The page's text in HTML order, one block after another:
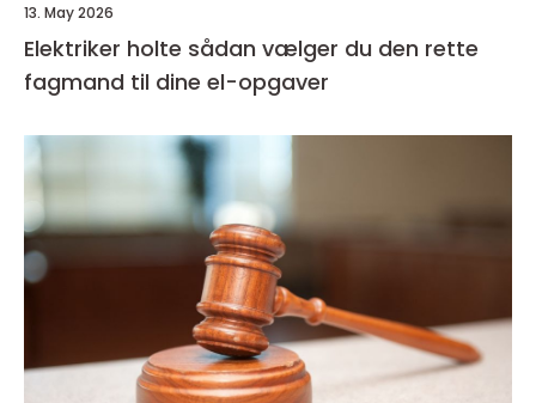
13. May 2026
Elektriker holte sådan vælger du den rette
fagmand til dine el-opgaver